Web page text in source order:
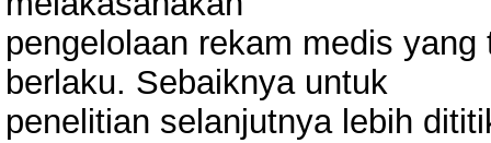
pengelolaan rekam medis
berlaku. Sebaiknya untuk
penelitian selanjutnya lebih